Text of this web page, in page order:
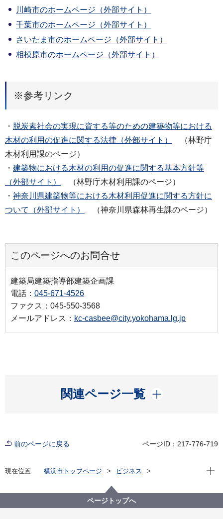
川崎市のホームページ（外部サイト）
千葉市のホームページ（外部サイト）
さいたま市のホームページ（外部サイト）
相模原市のホームページ（外部サイト）
※参考リンク
・ 脱炭素社会の実現に資する等のための建築物等における
木材の利用の促進に関する法律（外部サイト）
（林野庁
木材利用課のページ）
・ 建築物における木材の利用の促進に関する基本方針等
（外部サイト）
（林野庁木材利用課のページ）
・ 神奈川県建築物等における木材利用促進に関する方針に
ついて（外部サイト）
（神奈川県森林再生課のページ）
このページへのお問合せ
建築局建築指導部建築企画課
電話： 045-671-4526
ファクス：045-550-3568
メールアドレス： kc-casbee@city.yokohama.lg.jp
関連ページ一覧
開く
前のページに戻る ページID：217-776-719
現在位置 横浜市トップページ
ビジネス
環境・省エネに関する取組・補助制度等
建築物への木材利用促進
横浜市建築物における木材の利用の促進に関する方針
現在
ページトップへ